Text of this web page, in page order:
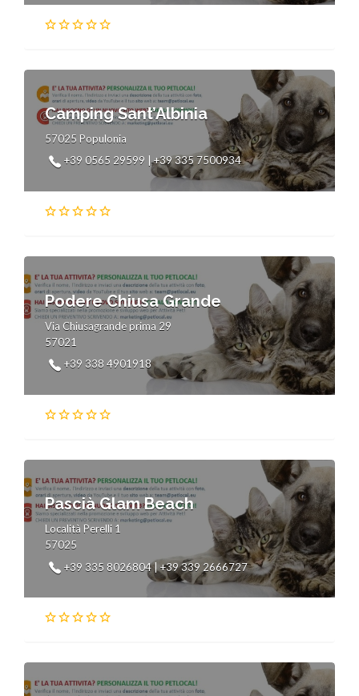
Camping Sant’Albinia
57025 Populonia
+39 0565 29599 | +39 335 7500934
Podere Chiusa Grande
Via Chiusagrande prima 29
57021
+39 338 4901918
Pascià Glam Beach
Località Perelli 1
57025
+39 335 8026804 | +39 339 2666727